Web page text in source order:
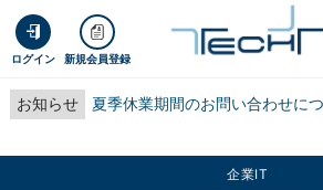
ログイン 新規会員登録
お知らせ 夏季休業期間のお問い合わせに
企業IT